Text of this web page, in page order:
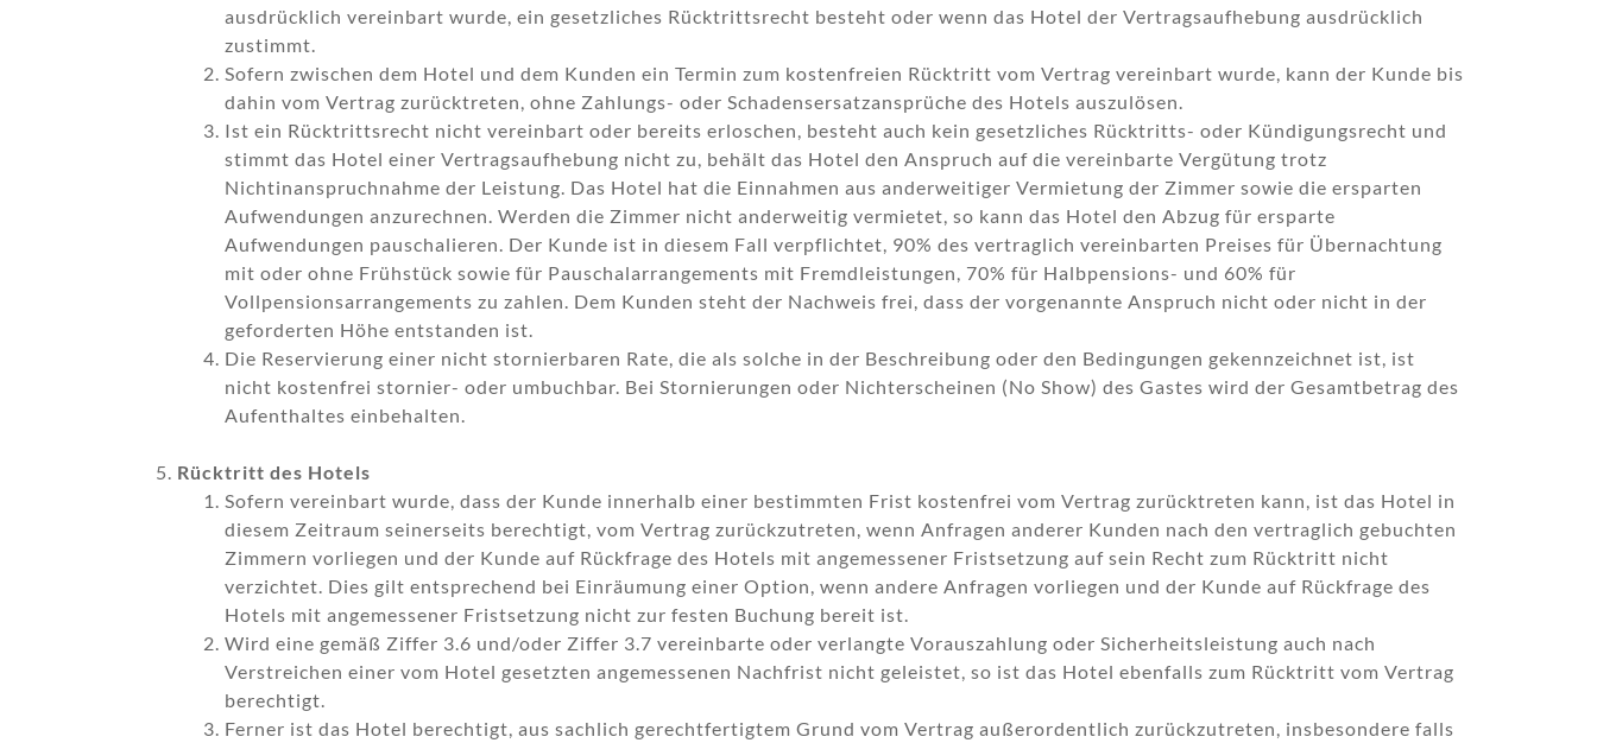
ausdrücklich vereinbart wurde, ein gesetzliches Rücktrittsrecht besteht oder wenn das Hotel der Vertragsaufhebung ausdrücklich
zustimmt.
Sofern zwischen dem Hotel und dem Kunden ein Termin zum kostenfreien Rücktritt vom Vertrag vereinbart wurde, kann der Kunde bis
dahin vom Vertrag zurücktreten, ohne Zahlungs- oder Schadensersatzansprüche des Hotels auszulösen.
Ist ein Rücktrittsrecht nicht vereinbart oder bereits erloschen, besteht auch kein gesetzliches Rücktritts- oder Kündigungsrecht und
stimmt das Hotel einer Vertragsaufhebung nicht zu, behält das Hotel den Anspruch auf die vereinbarte Vergütung trotz
Nichtinanspruchnahme der Leistung. Das Hotel hat die Einnahmen aus anderweitiger Vermietung der Zimmer sowie die ersparten
Aufwendungen anzurechnen. Werden die Zimmer nicht anderweitig vermietet, so kann das Hotel den Abzug für ersparte
Aufwendungen pauschalieren. Der Kunde ist in diesem Fall verpflichtet, 90% des vertraglich vereinbarten Preises für Übernachtung
mit oder ohne Frühstück sowie für Pauschalarrangements mit Fremdleistungen, 70% für Halbpensions- und 60% für
Vollpensionsarrangements zu zahlen. Dem Kunden steht der Nachweis frei, dass der vorgenannte Anspruch nicht oder nicht in der
geforderten Höhe entstanden ist.
Die Reservierung einer nicht stornierbaren Rate, die als solche in der Beschreibung oder den Bedingungen gekennzeichnet ist, ist
nicht kostenfrei stornier- oder umbuchbar. Bei Stornierungen oder Nichterscheinen (No Show) des Gastes wird der Gesamtbetrag des
Aufenthaltes einbehalten.
Rücktritt des Hotels
Sofern vereinbart wurde, dass der Kunde innerhalb einer bestimmten Frist kostenfrei vom Vertrag zurücktreten kann, ist das Hotel in
diesem Zeitraum seinerseits berechtigt, vom Vertrag zurückzutreten, wenn Anfragen anderer Kunden nach den vertraglich gebuchten
Zimmern vorliegen und der Kunde auf Rückfrage des Hotels mit angemessener Fristsetzung auf sein Recht zum Rücktritt nicht
verzichtet. Dies gilt entsprechend bei Einräumung einer Option, wenn andere Anfragen vorliegen und der Kunde auf Rückfrage des
Hotels mit angemessener Fristsetzung nicht zur festen Buchung bereit ist.
Wird eine gemäß Ziffer 3.6 und/oder Ziffer 3.7 vereinbarte oder verlangte Vorauszahlung oder Sicherheitsleistung auch nach
Verstreichen einer vom Hotel gesetzten angemessenen Nachfrist nicht geleistet, so ist das Hotel ebenfalls zum Rücktritt vom Vertrag
berechtigt.
Ferner ist das Hotel berechtigt, aus sachlich gerechtfertigtem Grund vom Vertrag außerordentlich zurückzutreten, insbesondere falls